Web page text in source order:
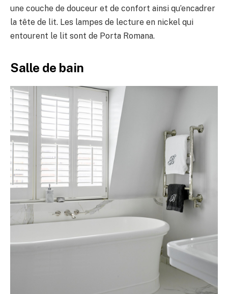
une couche de douceur et de confort ainsi qu’encadrer
la tête de lit. Les lampes de lecture en nickel qui
entourent le lit sont de Porta Romana.
Salle de bain